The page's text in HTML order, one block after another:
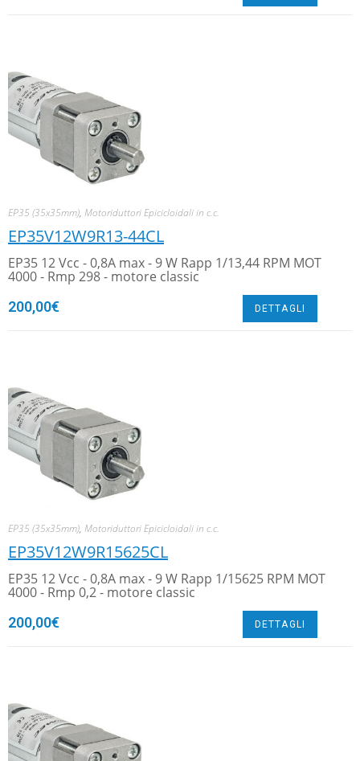
EP35 (35x35mm), Motoriduttori Epicicloidali in c.c.
EP35V12W9R13-44CL
EP35 12 Vcc - 0,8A max - 9 W Rapp 1/13,44 RPM MOT
4000 - Rmp 298 - motore classic
200,00€ DETTAGLI
EP35 (35x35mm), Motoriduttori Epicicloidali in c.c.
EP35V12W9R15625CL
EP35 12 Vcc - 0,8A max - 9 W Rapp 1/15625 RPM MOT
4000 - Rmp 0,2 - motore classic
200,00€ DETTAGLI